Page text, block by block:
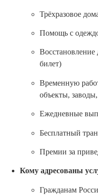
Трёхразовое
Помощь с
билет)
Временную
объекты,
Ежедневные
Бесплатный
Премии за
Кому адресованы
Гражданам